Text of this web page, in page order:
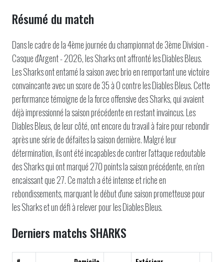
Résumé du match
Dans le cadre de la 4ème journée du championnat de 3ème Division -
Casque d'Argent - 2026, les Sharks ont affronté les Diables Bleus.
Les Sharks ont entamé la saison avec brio en remportant une victoire
convaincante avec un score de 35 à 0 contre les Diables Bleus. Cette
performance témoigne de la force offensive des Sharks, qui avaient
déjà impressionné la saison précédente en restant invaincus. Les
Diables Bleus, de leur côté, ont encore du travail à faire pour rebondir
après une série de défaites la saison dernière. Malgré leur
détermination, ils ont été incapables de contrer l'attaque redoutable
des Sharks qui ont marqué 270 points la saison précédente, en n'en
encaissant que 27. Ce match a été intense et riche en
rebondissements, marquant le début d'une saison prometteuse pour
les Sharks et un défi à relever pour les Diables Bleus.
Derniers matchs SHARKS